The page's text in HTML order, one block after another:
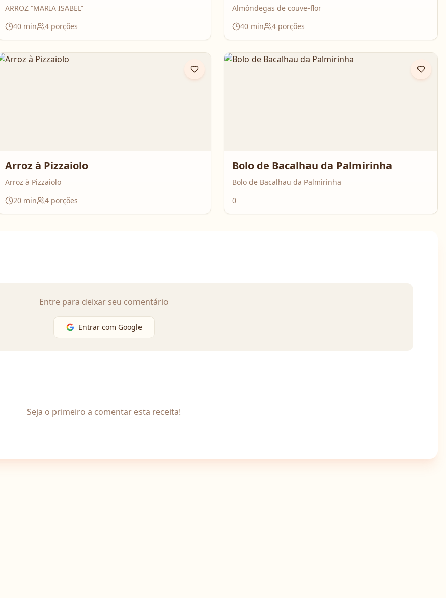
ARROZ “MARIA ISABEL”
40 min 4 porções
Almôndegas de couve-flor
40min 4porções
Arroz à Pizzaiolo
Arroz à Pizzaiolo
20 min 4 porções
Bolo de Bacalhau da Palmirinha
Bolo de Bacalhau da Palmirinha
0
Entre para deixar seu comentário
Entrar com Google
Seja o primeiro a comentar esta receita!